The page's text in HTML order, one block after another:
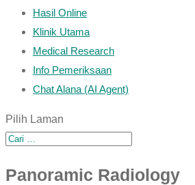
Hasil Online
Klinik Utama
Medical Research
Info Pemeriksaan
Chat Alana (AI Agent)
Pilih Laman
Panoramic Radiology